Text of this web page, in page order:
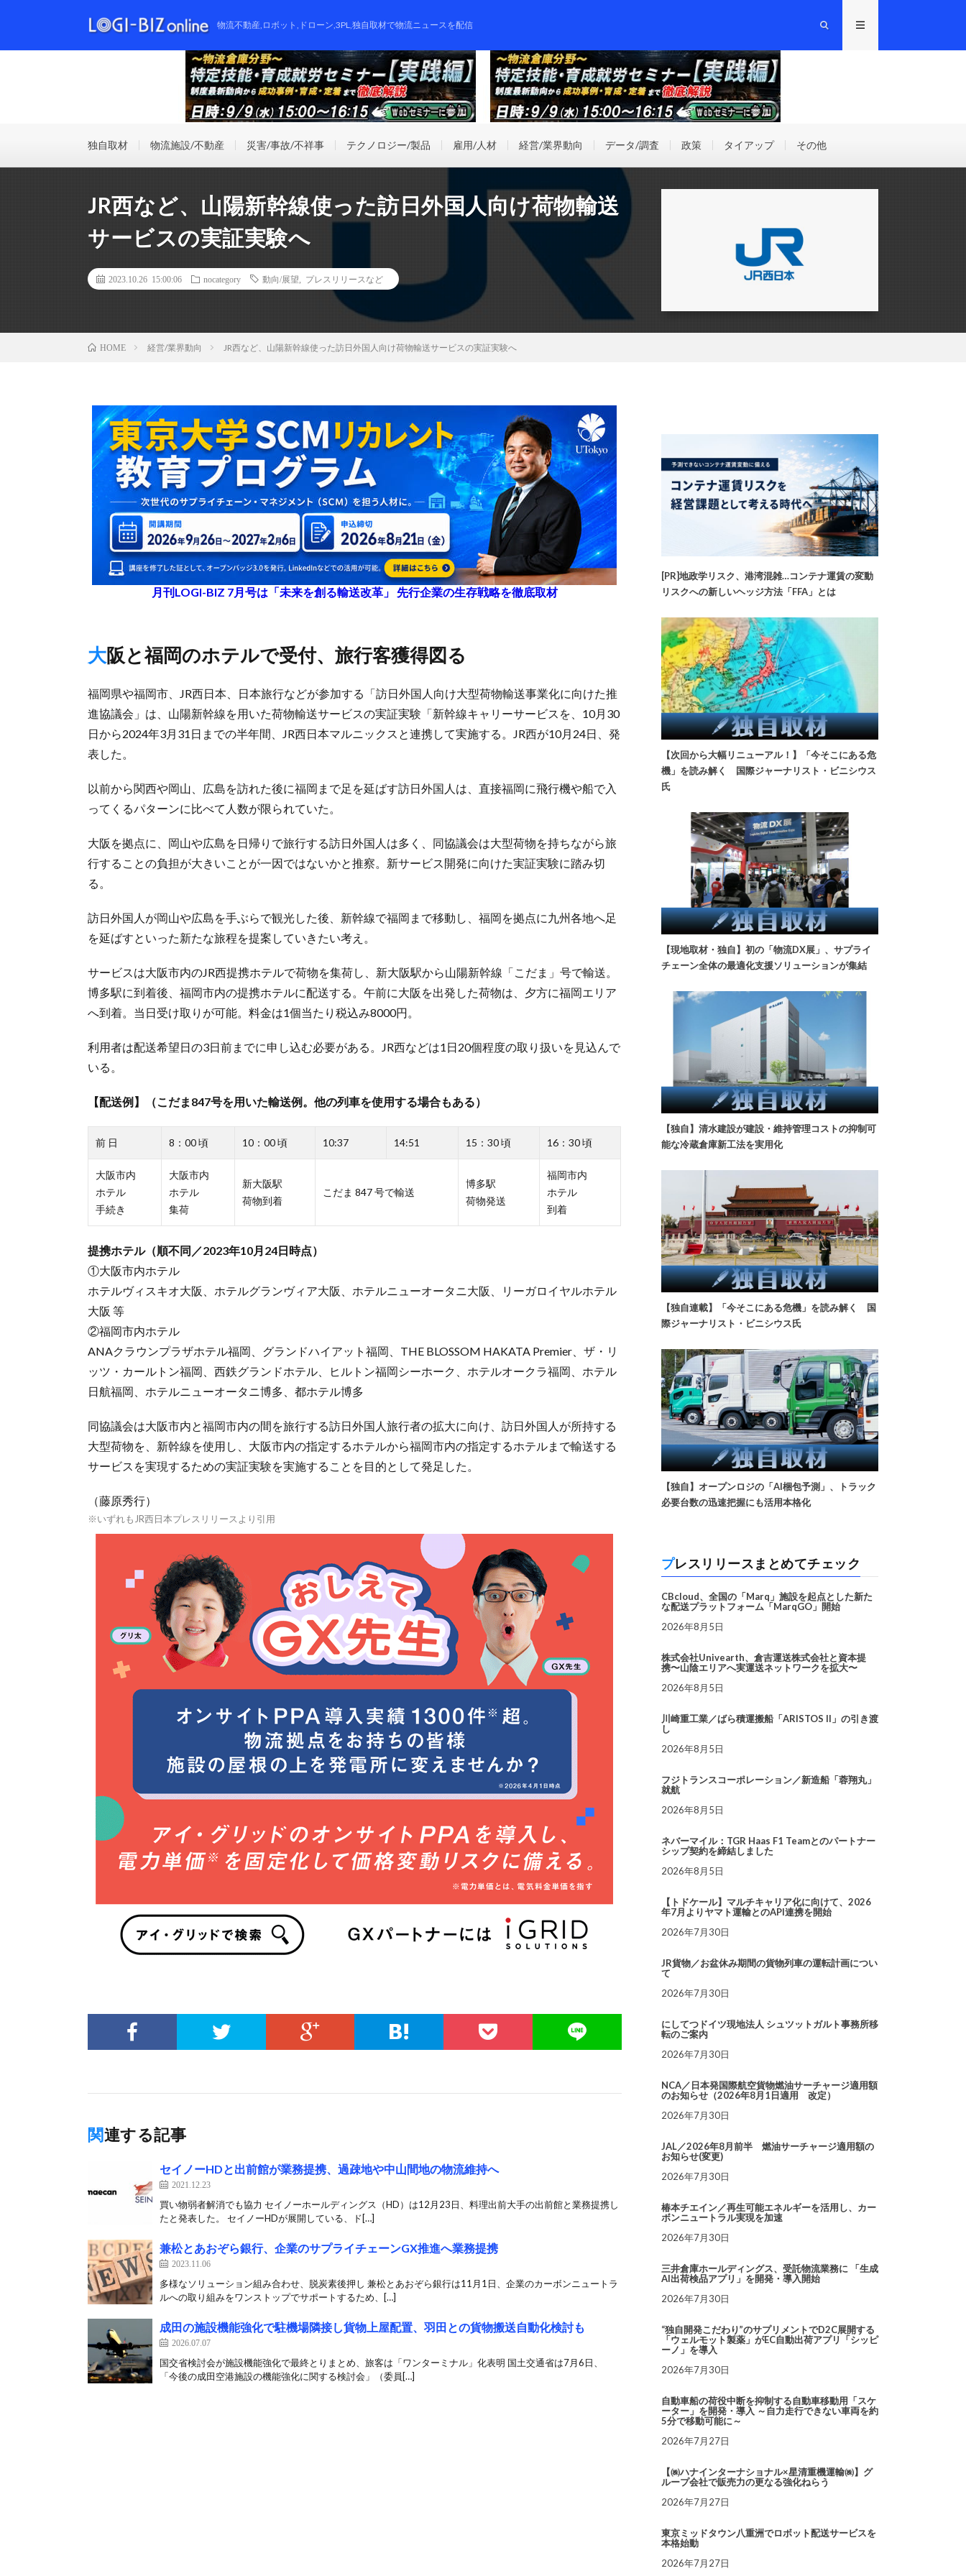
物流不動産,ロボット,ドローン,3PL,独自取材で物流ニュースを配信
独自取材 物流施設/不動産 災害/事故/不祥事 テクノロジー/製品 雇用/人材 経営/業界動向 データ/調査 政策 タイアップ その他
JR西など、山陽新幹線使った訪日外国人向け荷物輸送
サービスの実証実験へ
2023.10.26 15:00:06 nocategory 動向/展望 プレスリリースなど
HOME 経営/業界動向 JR西など、山陽新幹線使った訪日外国人向け荷物輸送サービスの実証実験へ
月刊LOGI-BIZ 7月号は「未来を創る輸送改革」 先行企業の生存戦略を徹底取材
大阪と福岡のホテルで受付、旅行客獲得図る
福岡県や福岡市、JR西日本、日本旅行などが参加する「訪日外国人向け大型荷物輸送事業化に向けた推
進協議会」は、山陽新幹線を用いた荷物輸送サービスの実証実験「新幹線キャリーサービスを、10月30
日から2024年3月31日までの半年間、JR西日本マルニックスと連携して実施する。JR西が10月24日、発
表した。
以前から関西や岡山、広島を訪れた後に福岡まで足を延ばす訪日外国人は、直接福岡に飛行機や船で入
ってくるパターンに比べて人数が限られていた。
大阪を拠点に、岡山や広島を日帰りで旅行する訪日外国人は多く、同協議会は大型荷物を持ちながら旅
行することの負担が大きいことが一因ではないかと推察。新サービス開発に向けた実証実験に踏み切
る。
訪日外国人が岡山や広島を手ぶらで観光した後、新幹線で福岡まで移動し、福岡を拠点に九州各地へ足
を延ばすといった新たな旅程を提案していきたい考え。
サービスは大阪市内のJR西提携ホテルで荷物を集荷し、新大阪駅から山陽新幹線「こだま」号で輸送。
博多駅に到着後、福岡市内の提携ホテルに配送する。午前に大阪を出発した荷物は、夕方に福岡エリア
へ到着。当日受け取りが可能。料金は1個当たり税込み8000円。
利用者は配送希望日の3日前までに申し込む必要がある。JR西などは1日20個程度の取り扱いを見込んで
いる。
【配送例】（こだま847号を用いた輸送例。他の列車を使用する場合もある）
前 日 8：00 頃 10：00 頃 10:37 14:51 15：30 頃 16：30 頃
大阪市内
ホテル
手続き
大阪市内
ホテル
集荷
新大阪駅
荷物到着
こだま 847 号で輸送
博多駅
荷物発送
福岡市内
ホテル
到着
提携ホテル（順不同／2023年10月24日時点）
①大阪市内ホテル
ホテルヴィスキオ大阪、ホテルグランヴィア大阪、ホテルニューオータニ大阪、リーガロイヤルホテル
大阪 等
②福岡市内ホテル
ANAクラウンプラザホテル福岡、グランドハイアット福岡、THE BLOSSOM HAKATA Premier、ザ・リ
ッツ・カールトン福岡、西鉄グランドホテル、ヒルトン福岡シーホーク、ホテルオークラ福岡、ホテル
日航福岡、ホテルニューオータニ博多、都ホテル博多
同協議会は大阪市内と福岡市内の間を旅行する訪日外国人旅行者の拡大に向け、訪日外国人が所持する
大型荷物を、新幹線を使用し、大阪市内の指定するホテルから福岡市内の指定するホテルまで輸送する
サービスを実現するための実証実験を実施することを目的として発足した。
（藤原秀行）
※いずれもJR西日本プレスリリースより引用
関連する記事
セイノーHDと出前館が業務提携、過疎地や中山間地の物流維持へ
2021.12.23
買い物弱者解消でも協力 セイノーホールディングス（HD）は12月23日、料理出前大手の出前館と業務提携し
たと発表した。 セイノーHDが展開している、ド[…]
兼松とあおぞら銀行、企業のサプライチェーンGX推進へ業務提携
2023.11.06
多様なソリューション組み合わせ、脱炭素後押し 兼松とあおぞら銀行は11月1日、企業のカーボンニュートラ
ルへの取り組みをワンストップでサポートするため、[…]
成田の施設機能強化で駐機場隣接し貨物上屋配置、羽田との貨物搬送自動化検討も
2026.07.07
国交省検討会が施設機能強化で最終とりまとめ、旅客は「ワンターミナル」化表明 国土交通省は7月6日、
「今後の成田空港施設の機能強化に関する検討会」（委員[…]
[PR]地政学リスク、港湾混雑…コンテナ運賃の変動
リスクへの新しいヘッジ方法「FFA」とは
【次回から大幅リニューアル！】「今そこにある危
機」を読み解く 国際ジャーナリスト・ビニシウス
氏
【現地取材・独自】初の「物流DX展」、サプライ
チェーン全体の最適化支援ソリューションが集結
【独自】清水建設が建設・維持管理コストの抑制可
能な冷蔵倉庫新工法を実用化
【独自連載】「今そこにある危機」を読み解く 国
際ジャーナリスト・ビニシウス氏
【独自】オープンロジの「AI梱包予測」、トラック
必要台数の迅速把握にも活用本格化
プレスリリースまとめてチェック
CBcloud、全国の「Marq」施設を起点とした新た
な配送プラットフォーム「MarqGO」開始
2026年8月5日
株式会社Univearth、倉吉運送株式会社と資本提
携〜山陰エリアへ実運送ネットワークを拡大〜
2026年8月5日
川崎重工業／ばら積運搬船「ARISTOS II」の引き渡
し
2026年8月5日
フジトランスコーポレーション／新造船「蓉翔丸」
就航
2026年8月5日
ネバーマイル：TGR Haas F1 Teamとのパートナー
シップ契約を締結しました
2026年8月5日
【トドケール】マルチキャリア化に向けて、2026
年7月よりヤマト運輸とのAPI連携を開始
2026年7月30日
JR貨物／お盆休み期間の貨物列車の運転計画につい
て
2026年7月30日
にしてつドイツ現地法人 シュツットガルト事務所移
転のご案内
2026年7月30日
NCA／日本発国際航空貨物燃油サーチャージ適用額
のお知らせ（2026年8月1日適用 改定）
2026年7月30日
JAL／2026年8月前半 燃油サーチャージ適用額の
お知らせ(変更)
2026年7月30日
椿本チエイン／再生可能エネルギーを活用し、カー
ボンニュートラル実現を加速
2026年7月30日
三井倉庫ホールディングス、受託物流業務に 「生成
AI出荷検品アプリ」を開発・導入開始
2026年7月30日
“独自開発こだわり”のサプリメントでD2C展開する
「ウェルモット製薬」がEC自動出荷アプリ「シッピ
ーノ」を導入
2026年7月30日
自動車船の荷役中断を抑制する自動車移動用「スケ
ーター」を開発・導入 ～自力走行できない車両を約
5分で移動可能に～
2026年7月27日
【㈱ハナインターナショナル×星清重機運輸㈱】グ
ループ会社で販売力の更なる強化ねらう
2026年7月27日
東京ミッドタウン八重洲でロボット配送サービスを
本格始動
2026年7月27日